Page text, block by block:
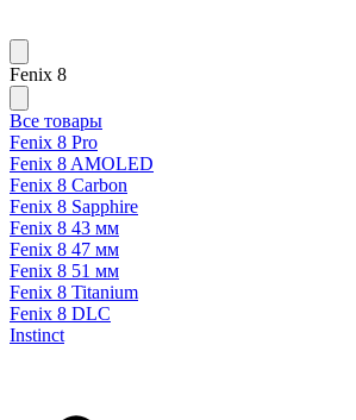
Fenix 8
Все товары
Fenix 8 Pro
Fenix 8 AMOLED
Fenix 8 Carbon
Fenix 8 Sapphire
Fenix 8 43 мм
Fenix 8 47 мм
Fenix 8 51 мм
Fenix 8 Titanium
Fenix 8 DLC
Instinct